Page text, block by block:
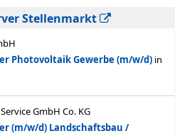
Stellenmarkt